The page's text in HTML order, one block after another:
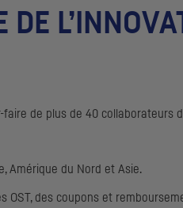
DE
de plus de 40 collaborateurs
Amérique du Nord et Asie.
OST, des coupons et